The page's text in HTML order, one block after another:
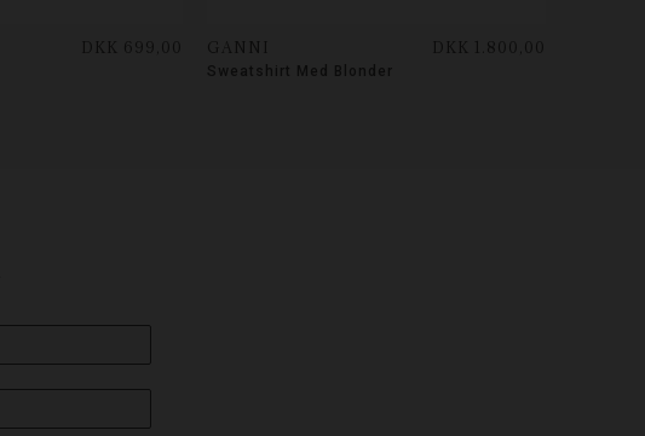
DKK 699,00 GANNI
Sweatshirt Med Blonder
DKK 1.800,00